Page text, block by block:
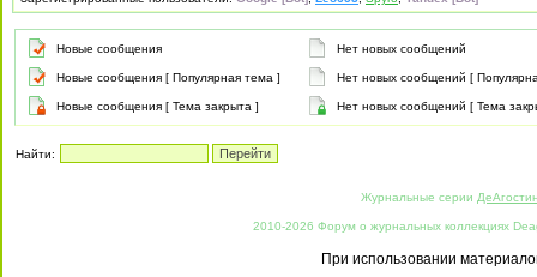
Новые сообщения Нет новых сообщений
Новые сообщения [ Популярная тема ] Нет новых сообщений [
Новые сообщения [ Тема закрыта ] Нет новых сообщений [ Тема
Найти:
Журнальные серии
2010-2026 Форум о журнальных коллекциях
При использовании